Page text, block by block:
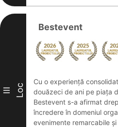
III Loc
Bestevent
Cu o experiență
douăzeci de ani pe piața
Bestevent s-a afirmat
încredere în domeniul
evenimente remarcabile